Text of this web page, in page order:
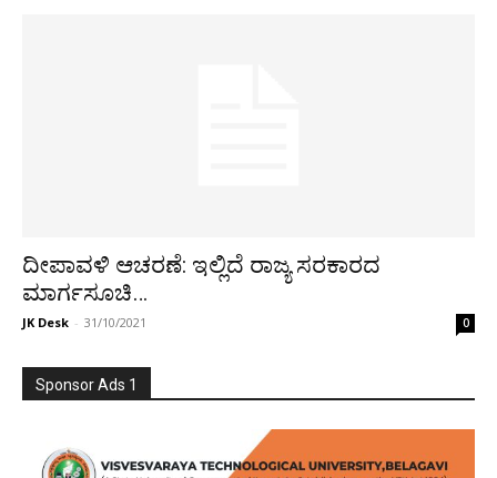
ದೀಪಾವಳಿ ಆಚರಣೆ: ಇಲ್ಲಿದೆ ರಾಜ್ಯ ಸರಕಾರದ
ಮಾರ್ಗಸೂಚಿ…
JK Desk - 31/10/2021 0
Sponsor Ads 1